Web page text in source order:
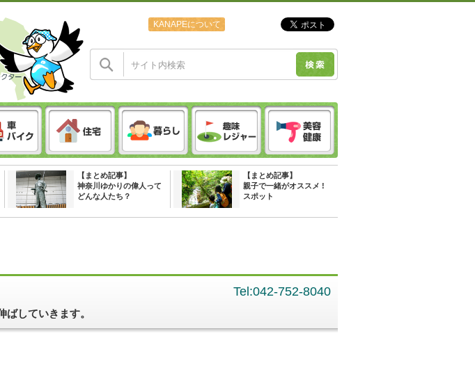
KANAPEについて
【まとめ記事】
神奈川ゆかりの偉人って
どんな人たち？
【まとめ記事】
親子で一緒がオススメ !
スポット
Tel:042-752-8040
していきます。